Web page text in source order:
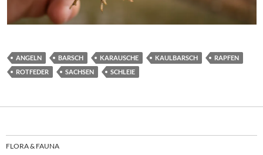
ANGELN BARSCH KARAUSCHE KAULBARSCH
RAPFEN
ROTFEDER
SACHSEN SCHLEIE
FLORA & FAUNA